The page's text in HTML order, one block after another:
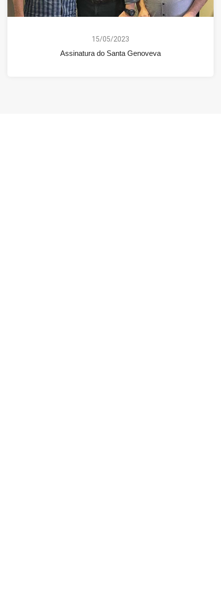
15/05/2023
Assinatura do Santa Genoveva